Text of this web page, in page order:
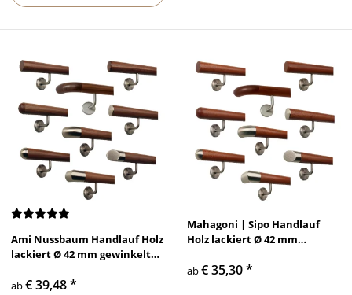
Ami Nussbaum Handlauf Holz
lackiert Ø 42 mm gewinkelte
ab€ 39,48*
Mahagoni | Sipo Handlauf
Holz lackiert Ø 42 mm
und Enden
ab€ 35,30*